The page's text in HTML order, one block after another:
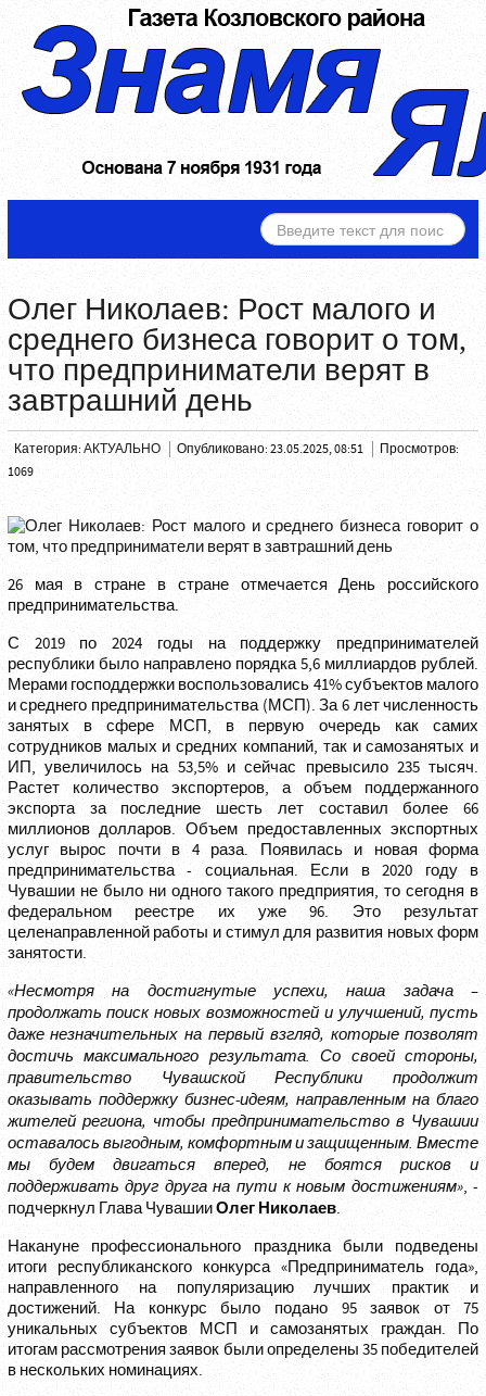
ИСКАТЬ...
Олег Николаев: Рост малого и
среднего бизнеса говорит о том,
что предприниматели верят в
завтрашний день
Категория: АКТУАЛЬНО Опубликовано: 23.05.2025, 08:51
Просмотров:
1069
26 мая в стране в стране отмечается День российского
предпринимательства.
С 2019 по 2024 годы на поддержку предпринимателей
республики было направлено порядка 5,6 миллиардов рублей.
Мерами господдержки воспользовались 41% субъектов малого
и среднего предпринимательства (МСП). За 6 лет численность
занятых в сфере МСП, в первую очередь как самих
сотрудников малых и средних компаний, так и самозанятых и
ИП, увеличилось на 53,5% и сейчас превысило 235 тысяч.
Растет количество экспортеров, а объем поддержанного
экспорта за последние шесть лет составил более 66
миллионов долларов. Объем предоставленных экспортных
услуг вырос почти в 4 раза. Появилась и новая форма
предпринимательства - социальная. Если в 2020 году в
Чувашии не было ни одного такого предприятия, то сегодня в
федеральном реестре их уже 96. Это результат
целенаправленной работы и стимул для развития новых форм
занятости.
«Несмотря на достигнутые успехи, наша задача –
продолжать поиск новых возможностей и улучшений, пусть
даже незначительных на первый взгляд, которые позволят
достичь максимального результата. Со своей стороны,
правительство Чувашской Республики продолжит
оказывать поддержку бизнес-идеям, направленным на благо
жителей региона, чтобы предпринимательство в Чувашии
оставалось выгодным, комфортным и защищенным. Вместе
мы будем двигаться вперед, не боятся рисков и
поддерживать друг друга на пути к новым достижениям», -
подчеркнул Глава ЧувашииОлег Николаев.
Накануне профессионального праздника были подведены
итоги республиканского конкурса «Предприниматель года»,
направленного на популяризацию лучших практик и
достижений. На конкурс было подано 95 заявок от 75
уникальных субъектов МСП и самозанятых граждан. По
итогам рассмотрения заявок были определены 35 победителей
в нескольких номинациях.